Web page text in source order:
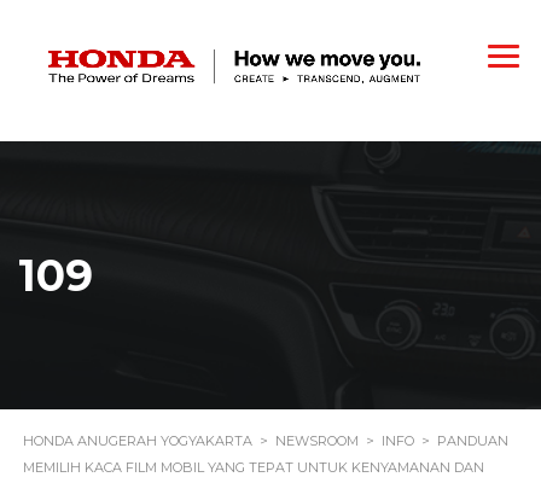
109
HONDA ANUGERAH YOGYAKARTA > NEWSROOM > INFO > PANDUAN
MEMILIH KACA FILM MOBIL YANG TEPAT UNTUK KENYAMANAN DAN